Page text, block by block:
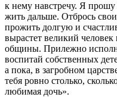
к нему навстречу. Я прошу
жить дальше. Отбрось
прожить долгую и
вырастет великий
общины. Прилежно
воспитай собственных
а пока, в загробном
тебя ровно столько,
любимая дочь».